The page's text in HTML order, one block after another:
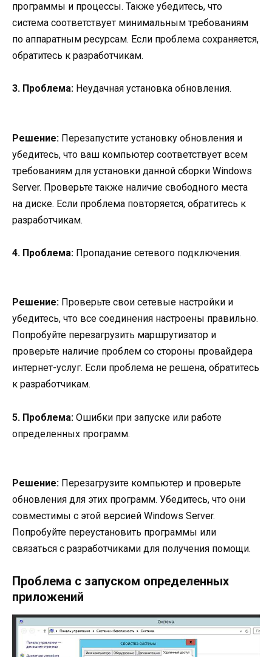
программы и процессы. Также убедитесь, что
система соответствует минимальным требованиям
по аппаратным ресурсам. Если проблема сохраняется,
обратитесь к разработчикам.
3. Проблема: Неудачная установка обновления.
Решение: Перезапустите установку обновления и
убедитесь, что ваш компьютер соответствует всем
требованиям для установки данной сборки Windows
Server. Проверьте также наличие свободного места
на диске. Если проблема повторяется, обратитесь к
разработчикам.
4. Проблема: Пропадание сетевого подключения.
Решение: Проверьте свои сетевые настройки и
убедитесь, что все соединения настроены правильно.
Попробуйте перезагрузить маршрутизатор и
проверьте наличие проблем со стороны провайдера
интернет-услуг. Если проблема не решена, обратитесь
к разработчикам.
5. Проблема: Ошибки при запуске или работе
определенных программ.
Решение: Перезагрузите компьютер и проверьте
обновления для этих программ. Убедитесь, что они
совместимы с этой версией Windows Server.
Попробуйте переустановить программы или
связаться с разработчиками для получения помощи.
Проблема с запуском определенных
приложений